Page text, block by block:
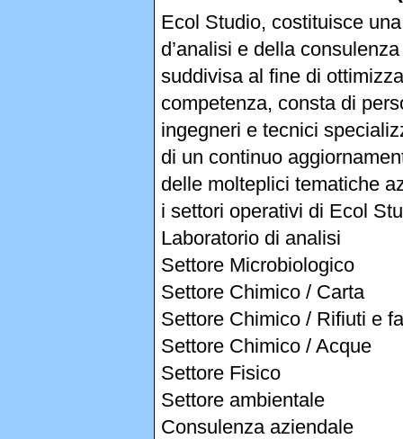
Ecol Studio, costituisce
d’analisi e della
suddivisa al fine di
competenza, consta di
ingegneri e tecnici
di un continuo
delle molteplici tematiche
i settori operativi di Ecol
Laboratorio di analisi
Settore Microbiologico
Settore Chimico / Carta
Settore Chimico / Rifiuti e
Settore Chimico / Acque
Settore Fisico
Settore ambientale
Consulenza aziendale